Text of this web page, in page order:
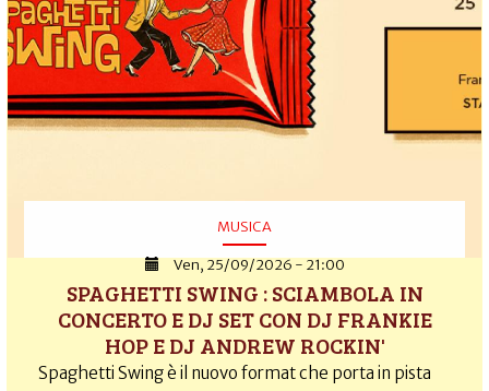
MUSICA
Ven, 25/09/2026 - 21:00
SPAGHETTI SWING : SCIAMBOLA IN
CONCERTO E DJ SET CON DJ FRANKIE
HOP E DJ ANDREW ROCKIN'
Spaghetti Swing è il nuovo format che porta in pista